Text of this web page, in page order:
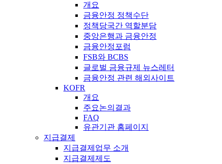
개요
금융안정 정책수단
정책당국간 역할분담
중앙은행과 금융안정
금융안정포럼
FSB와 BCBS
글로벌 금융규제 뉴스레터
금융안정 관련 해외사이트
KOFR
개요
주요논의결과
FAQ
유관기관 홈페이지
지급결제
지급결제업무 소개
지급결제제도